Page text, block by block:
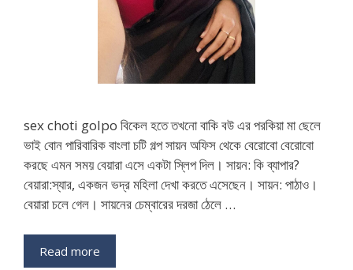
sex choti golpo বিকেল হতে তখনো বাকি বউ এর পরকিয়া মা ছেলে
ভাই বোন পারিবারিক বাংলা চটি গল্প সায়ন অফিস থেকে বেরোবো বেরোবো
করছে এমন সময় বেয়ারা এসে একটা স্লিপ দিল। সায়ন: কি ব্যাপার?
বেয়ারা:স্যার, একজন ভদ্র মহিলা দেখা করতে এসেছেন। সায়ন: পাঠাও।
বেয়ারা চলে গেল। সায়নের চেম্বারের দরজা ঠেলে …
Read more